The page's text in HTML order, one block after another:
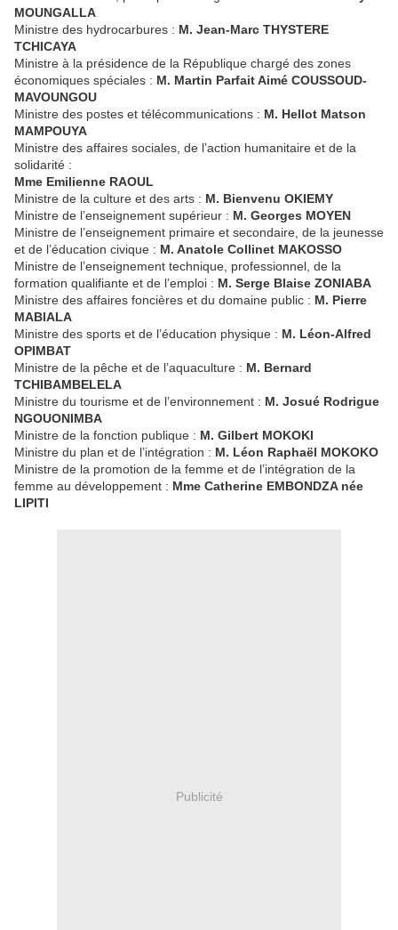
MOUNGALLA
Ministre des hydrocarbures : M. Jean-Marc THYSTERE
TCHICAYA
Ministre à la présidence de la République chargé des zones
économiques spéciales : M. Martin Parfait Aimé COUSSOUD-
MAVOUNGOU
Ministre des postes et télécommunications : M. Hellot Matson
MAMPOUYA
Ministre des affaires sociales, de l’action humanitaire et de la
solidarité :
Mme Emilienne RAOUL
Ministre de la culture et des arts : M. Bienvenu OKIEMY
Ministre de l’enseignement supérieur : M. Georges MOYEN
Ministre de l’enseignement primaire et secondaire, de la jeunesse
et de l’éducation civique : M. Anatole Collinet MAKOSSO
Ministre de l’enseignement technique, professionnel, de la
formation qualifiante et de l’emploi : M. Serge Blaise ZONIABA
Ministre des affaires foncières et du domaine public : M. Pierre
MABIALA
Ministre des sports et de l’éducation physique : M. Léon-Alfred
OPIMBAT
Ministre de la pêche et de l’aquaculture : M. Bernard
TCHIBAMBELELA
Ministre du tourisme et de l’environnement : M. Josué Rodrigue
NGOUONIMBA
Ministre de la fonction publique : M. Gilbert MOKOKI
Ministre du plan et de l’intégration : M. Léon Raphaël MOKOKO
Ministre de la promotion de la femme et de l’intégration de la
femme au développement : Mme Catherine EMBONDZA née
LIPITI
Publicité